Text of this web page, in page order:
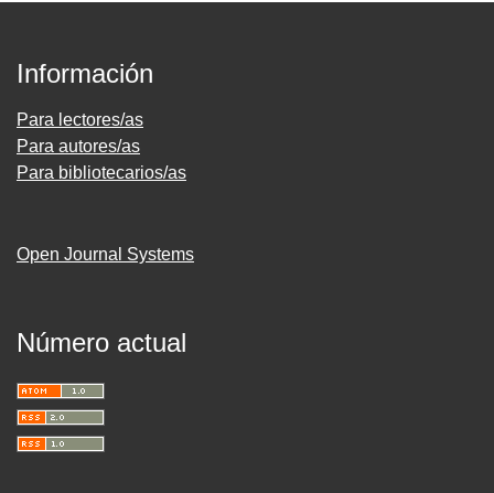
Información
Para lectores/as
Para autores/as
Para bibliotecarios/as
Open Journal Systems
Número actual